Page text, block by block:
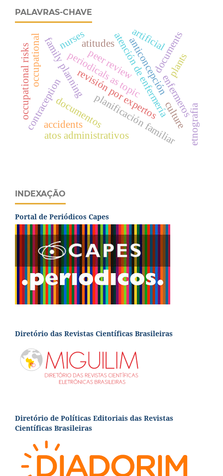
PALAVRAS-CHAVE
documentos
periodicals as topic
revisión por expertos
atención de enfermería
family planning
contraception planificación familiar
anticoncepción
atos administrativos
peer review documents
nurses
enfermeros
accidents
occupational
occupational risks
etnografia
atitudes
culture
plants
artificial
INDEXAÇÃO
Portal de Periódicos Capes
Diretório das Revistas Científicas Brasileiras
Diretório de Políticas Editoriais das Revistas
Científicas Brasileiras